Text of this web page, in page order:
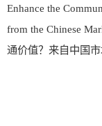
Enhance the
from the Chinese
通价值？来自中国